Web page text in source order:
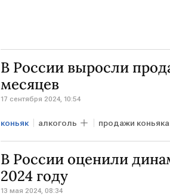
В России выросли
месяцев
17 сентября 2024, 10:54
коньяк алкоголь продажи коньяка
Росалкогольтабакконтроль
В России оценили
2024 году
13 мая 2024, 08:34